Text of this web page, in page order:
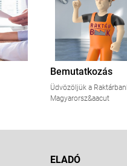
Bemutatkozás
Üdvözöljük a
Magyarorsz&aacut
ELADÓ